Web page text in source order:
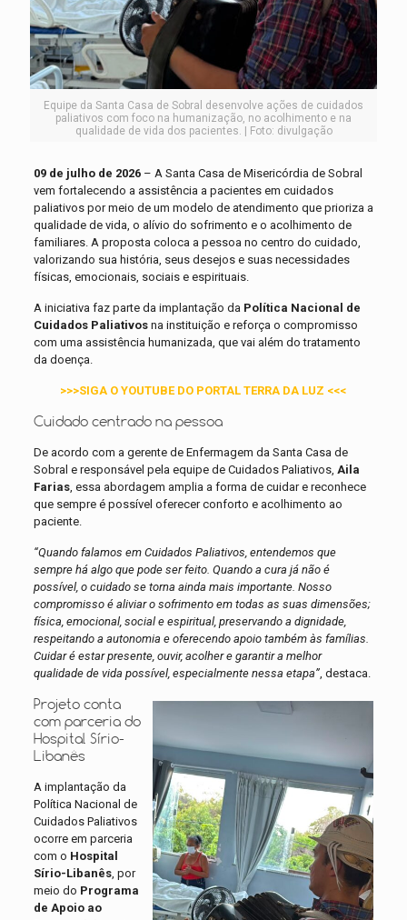
Equipe da Santa Casa de Sobral desenvolve ações de cuidados
paliativos com foco na humanização, no acolhimento e na
qualidade de vida dos pacientes. | Foto: divulgação
09 de julho de 2026– A Santa Casa de Misericórdia de Sobral
vem fortalecendo a assistência a pacientes em cuidados
paliativos por meio de um modelo de atendimento que prioriza a
qualidade de vida, o alívio do sofrimento e o acolhimento de
familiares. A proposta coloca a pessoa no centro do cuidado,
valorizando sua história, seus desejos e suas necessidades
físicas, emocionais, sociais e espirituais.
A iniciativa faz parte da implantação da Política Nacional de
Cuidados Paliativosna instituição e reforça o compromisso
com uma assistência humanizada, que vai além do tratamento
da doença.
>>>SIGA O YOUTUBE DO PORTAL TERRA DA LUZ <<<
Cuidado centrado na pessoa
De acordo com a gerente de Enfermagem da Santa Casa de
Sobral e responsável pela equipe de Cuidados Paliativos, Aila
Farias, essa abordagem amplia a forma de cuidar e reconhece
que sempre é possível oferecer conforto e acolhimento ao
paciente.
“Quando falamos em Cuidados Paliativos, entendemos que
sempre há algo que pode ser feito. Quando a cura já não é
possível, o cuidado se torna ainda mais importante. Nosso
compromisso é aliviar o sofrimento em todas as suas dimensões;
física, emocional, social e espiritual, preservando a dignidade,
respeitando a autonomia e oferecendo apoio também às famílias.
Cuidar é estar presente, ouvir, acolher e garantir a melhor
qualidade de vida possível, especialmente nessa etapa”, destaca.
Projeto conta
com parceria do
Hospital Sírio-
Libanês
A implantação da
Política Nacional de
Cuidados Paliativos
ocorre em parceria
com o Hospital
Sírio-Libanês, por
meio do Programa
de Apoio ao